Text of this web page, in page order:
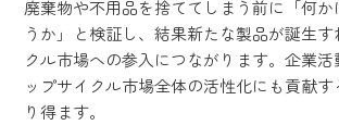
廃棄物や不用品を捨ててしまう前に「何か
うか」と検証し、結果新たな製品が誕生す
クル市場への参入につながります。企業
ップサイクル市場全体の活性化にも貢献
り得ます。